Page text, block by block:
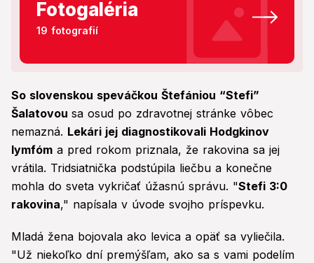
Fotogaléria
19 fotografií
So slovenskou speváčkou Štefániou “Stefi”
Šalatovou sa osud po zdravotnej stránke vôbec
nemazná. Lekári jej diagnostikovali Hodgkinov
lymfóm a pred rokom priznala, že rakovina sa jej
vrátila. Tridsiatnička podstúpila liečbu a konečne
mohla do sveta vykričať úžasnú správu. "Stefi 3:0
rakovina," napísala v úvode svojho príspevku.
Mladá žena bojovala ako levica a opäť sa vyliečila.
"Už niekoľko dní premýšľam, ako sa s vami podelím